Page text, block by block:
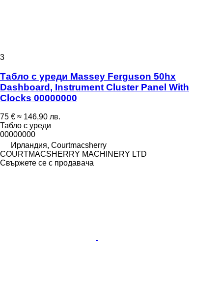
3
Табло с уреди Massey Ferguson 50hx
Dashboard, Instrument Cluster Panel With
Clocks 00000000
75 € ≈ 146,90 лв.
Табло с уреди
00000000
Ирландия, Courtmacsherry
COURTMACSHERRY MACHINERY LTD
Свържете се с продавача